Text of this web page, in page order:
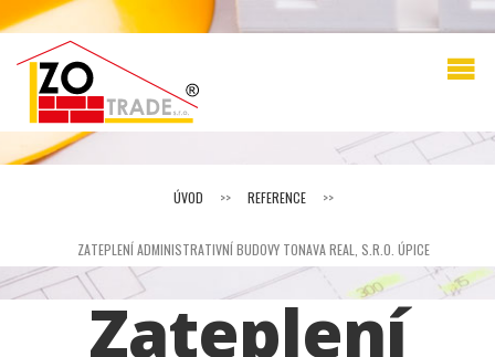
ÚVOD >> REFERENCE >>
ZATEPLENÍ ADMINISTRATIVNÍ BUDOVY TONAVA REAL, S.R.O. ÚPICE
Zateplení